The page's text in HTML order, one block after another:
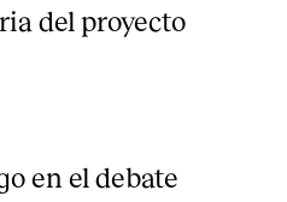
del proyecto
en el debate